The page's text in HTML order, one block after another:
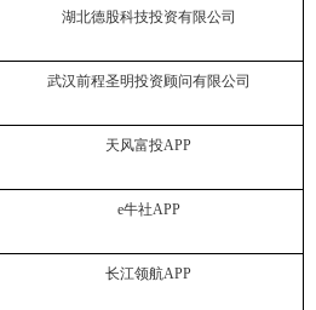
湖北德股科技投资有限公司
武汉前程圣明投资顾问有限公司
天风富投APP
e牛社APP
长江领航APP